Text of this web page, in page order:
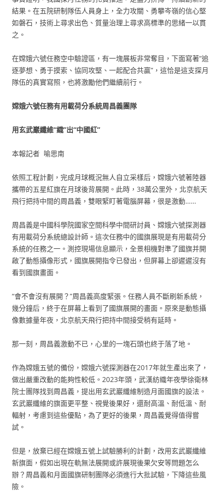
結果。在五院研制隊伍人員身上，全力攻關、勇攀岑嶺的信心堅
如磐石，技術上尋求出色、質量治理上尋求高標準的思緒一以貫
之。
在嫦娥六號任務空中驗證區，有一塊展板非常奪目，下面寫著“追
逐夢想、勇于摸索、協同攻堅、一起配合共贏”，這恰是這支探月
隊伍的真實寫照，也將激勵他們繼續前行。
嫦娥六號任務有用載荷分系統周昌義團隊
用玄武巖纖維“織”出“中國紅”
本報記者 喻思南
依照工程計劃，完成月球概況無人自立采樣后，嫦娥六號著陸器
攜帶的五星紅旗在月球後背展開。此時，38萬公里外，北京航天
飛行把持中間的周昌義，雙眼緊盯著電腦屏幕，很是激動……
周昌義是中國科學院國家空間科學中間研討員、嫦娥六號探測器
有用載荷分系統總設計師。這次任務中的國旗展現是有用載荷分
系統的任務之一。測控現場信息顯示，全景相機對準了國旗并開
啟了動態攝像形式，國旗展開指令已發出，但屏幕上卻遲遲沒有
看到國旗畫面。
“會不會沒有展開？”周昌義高度緊張。任務人員不斷刷新系統，
幾分鐘后，終于在屏幕上看到了國旗展開的畫面。原來是動態攝
像數據量年夜，北京航天飛行把持中間接受稍有延時。
那一刻，周昌義激動不已，心里的一塊石頭也終于落了地。
作為嫦娥五號的備份，嫦娥六號探測器在2017年就生產出來了，
做出嚴重改動的能夠性較低。2023年頭，武漢紡織年夜學徐衛林
院士團隊找到周昌義，提出用玄武巖纖維制造月面國旗的設法。
玄武巖纖維的旗面更平整、視覺後果好，還耐高溫、耐低溫、耐
輻射，考慮到這些優點，為了更好的後果，周昌義覺得值得嘗
試。
但是，放棄已經在嫦娥五號上試驗勝利的計劃，改用玄武巖纖維
新旗面，假如出現在軌無法展開或許展現後果欠安等問題怎么
辦？周昌義和月面國旗研制團隊必須進行大批試驗，下降這些風
險。